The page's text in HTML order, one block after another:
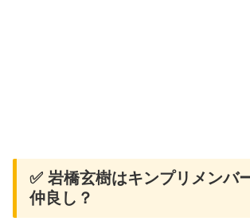
✅ 岩橋玄樹はキンプリメンバ
仲良し？